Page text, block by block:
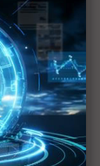
慧座艙模擬系
Touch
Taiwan